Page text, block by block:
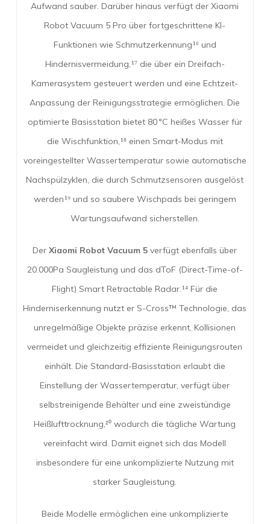
Aufwand sauber. Darüber hinaus verfügt der Xiaomi
Robot Vacuum 5 Pro über fortgeschrittene KI-
Funktionen wie Schmutzerkennung¹⁶ und
Hindernisvermeidung,¹⁷ die über ein Dreifach-
Kamerasystem gesteuert werden und eine Echtzeit-
Anpassung der Reinigungsstrategie ermöglichen. Die
optimierte Basisstation bietet 80 °C heißes Wasser für
die Wischfunktion,¹⁸ einen Smart-Modus mit
voreingestellter Wassertemperatur sowie automatische
Nachspülzyklen, die durch Schmutzsensoren ausgelöst
werden¹⁹ und so saubere Wischpads bei geringem
Wartungsaufwand sicherstellen.
DerXiaomi Robot Vacuum 5verfügt ebenfalls über
20.000Pa Saugleistung und das dToF (Direct-Time-of-
Flight) Smart Retractable Radar.¹⁴ Für die
Hinderniserkennung nutzt er S-Cross™ Technologie, das
unregelmäßige Objekte präzise erkennt, Kollisionen
vermeidet und gleichzeitig effiziente Reinigungsrouten
einhält. Die Standard-Basisstation erlaubt die
Einstellung der Wassertemperatur, verfügt über
selbstreinigende Behälter und eine zweistündige
Heißlufttrocknung,²⁰ wodurch die tägliche Wartung
vereinfacht wird. Damit eignet sich das Modell
insbesondere für eine unkomplizierte Nutzung mit
starker Saugleistung.
Beide Modelle ermöglichen eine unkomplizierte